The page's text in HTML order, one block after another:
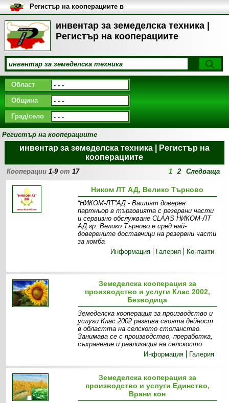
инвентар за земеделска техника |
Регистър на кооперациите
Регистър на кооперациите в
България
Област
Община
Град/село
Регистър на кооперациите
инвентар за земеделска техника | Регистър на
кооперациите
Кооперации1-9от17 1 2 Следваща
Ником ЛТ АД, Велико Търново
“НИКОМ-ЛТ”АД - Вашият доверен
партньор в търговията с резервни части
и сервизно обслужване CLAAS НИКОМ-ЛТ
АД гр. Велико Търново е сред най-
доверените доставчици на резервни части
за комба
Информация
Галерия Контакти
Земеделска кооперация за
производство и услуги Клас 2002,
Безводица
Земеделска кооперация за производство и
услуги Клас 2002 развива своята дейност
в областта на селското стопанство.
Занимава се с производство, преработка,
съхранение и реализация на селскосто
Информация
Галерия
Земеделска кооперация за
производство и услуги Единство,
Врани кон